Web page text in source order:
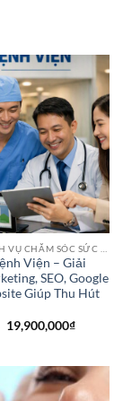
Viện – Giải
SEO, Google
Giúp Thu Hút
Giá
gốc
19,900,000₫Giá